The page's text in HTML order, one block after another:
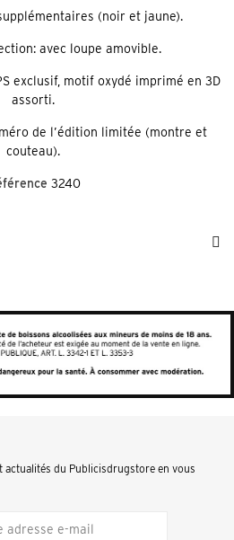
(noir et jaune).
avec loupe amovible.
exclusif, motif oxydé imprimé en 3D
assorti.
de l’édition limitée (montre et
couteau).
3240
actualités du Publicisdrugstore en vous